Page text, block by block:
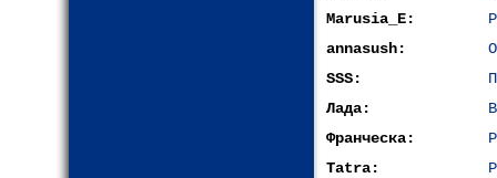
Marusia_E:
annasush:
SSS:
Лада:
Франческа:
Tatra: